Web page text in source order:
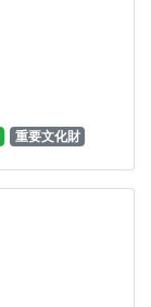
重要文化財